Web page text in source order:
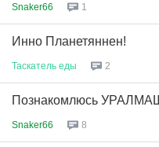
Snaker66 1
Инно Планетяннен!
Таскатель еды 2
Познакомлюсь УРАЛМАШ
Snaker66 8